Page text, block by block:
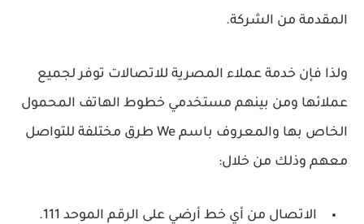
المقدمة من الشركة.
ولذا فإن خدمة عملاء المصرية للاتصالات توفر لجميع
عملائها ومن بينهم مستخدمي خطوط الهاتف المحمول
الخاص بها والمعروف باسم We طرق مختلفة للتواصل
معهم وذلك من خلال:
الاتصال من أي خط أرضي على الرقم الموحد 111.